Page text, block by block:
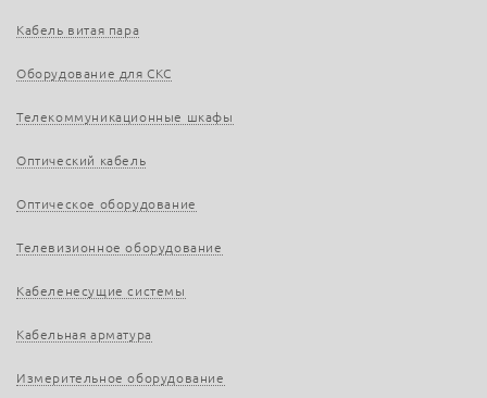
Кабель витая пара
Оборудование для СКС
Телекоммуникационные шкафы
Оптический кабель
Оптическое оборудование
Телевизионное оборудование
Кабеленесущие системы
Кабельная арматура
Измерительное оборудование